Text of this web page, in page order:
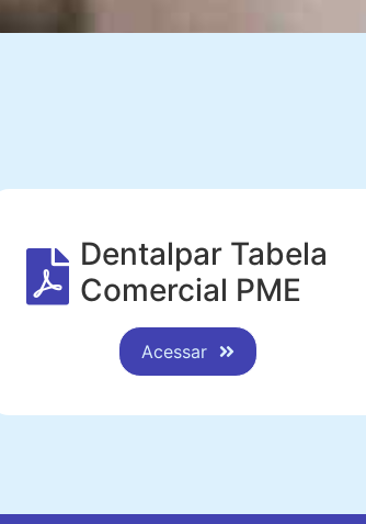
Dentalpar Tabela
Comercial PME
Acessar